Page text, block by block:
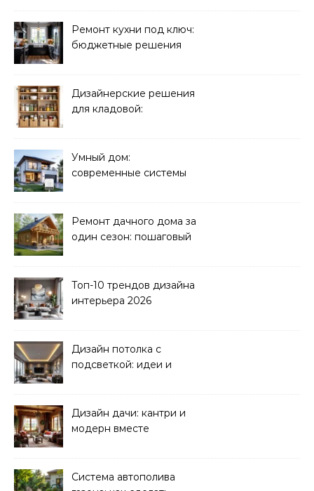
Ремонт кухни под ключ:
бюджетные решения
Дизайнерские решения
для кладовой:
Умный дом:
современные системы
Ремонт дачного дома за
один сезон: пошаговый
Топ-10 трендов дизайна
интерьера 2026
Дизайн потолка с
подсветкой: идеи и
Дизайн дачи: кантри и
модерн вместе
Система автополива